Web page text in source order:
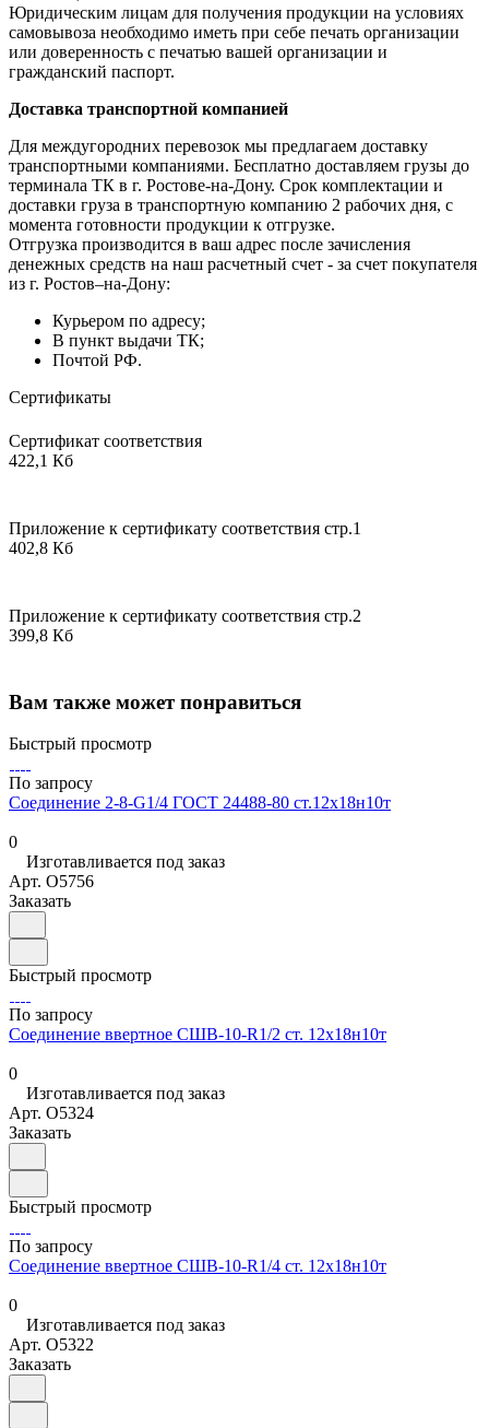
Юридическим лицам для получения продукции на условиях
самовывоза необходимо иметь при себе печать организации
или доверенность с печатью вашей организации и
гражданский паспорт.
Доставка транспортной компанией
Для междугородних перевозок мы предлагаем доставку
транспортными компаниями. Бесплатно доставляем грузы до
терминала ТК в г. Ростове-на-Дону. Срок комплектации и
доставки груза в транспортную компанию 2 рабочих дня, с
момента готовности продукции к отгрузке.
Отгрузка производится в ваш адрес после зачисления
денежных средств на наш расчетный счет - за счет покупателя
из г. Ростов–на-Дону:
Курьером по адресу;
В пункт выдачи ТК;
Почтой РФ.
Сертификаты
Сертификат соответствия
422,1 Кб
Приложение к сертификату соответствия стр.1
402,8 Кб
Приложение к сертификату соответствия стр.2
399,8 Кб
Вам также может понравиться
Быстрый просмотр
По запросу
Соединение 2-8-G1/4 ГОСТ 24488-80 ст.12х18н10т
0
Изготавливается под заказ
Арт. O5756
Заказать
Быстрый просмотр
По запросу
Соединение ввертное СШВ-10-R1/2 ст. 12х18н10т
0
Изготавливается под заказ
Арт. O5324
Заказать
Быстрый просмотр
По запросу
Соединение ввертное СШВ-10-R1/4 ст. 12х18н10т
0
Изготавливается под заказ
Арт. O5322
Заказать